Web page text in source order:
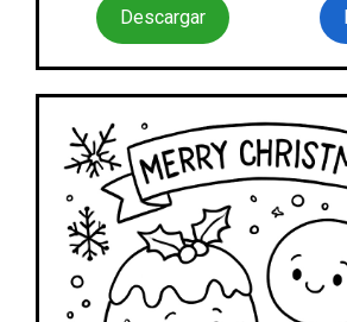
Descargar